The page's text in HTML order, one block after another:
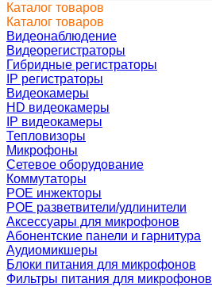
Каталог товаров
Каталог товаров
Видеонаблюдение
Видеорегистраторы
Гибридные регистраторы
IP регистраторы
Видеокамеры
HD видеокамеры
IP видеокамеры
Тепловизоры
Микрофоны
Сетевое оборудование
Коммутаторы
POE инжекторы
POE разветвители/удлинители
Аксессуары для микрофонов
Абонентские панели и гарнитура
Аудиомикшеры
Блоки питания для микрофонов
Фильтры питания для микрофонов